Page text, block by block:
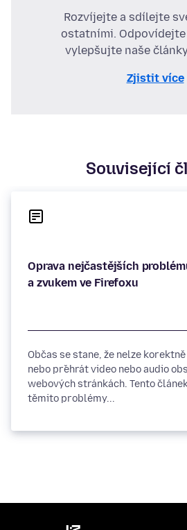
Rozvíjejte a sdílejte
ostatními. Odpovídejte
vylepšujte naše
Zjistit více
Související
Oprava nejčastějších
Občas se stane, že nelze
nebo přehrát video nebo audio
webových stránkách. Tento
těmito problémy...